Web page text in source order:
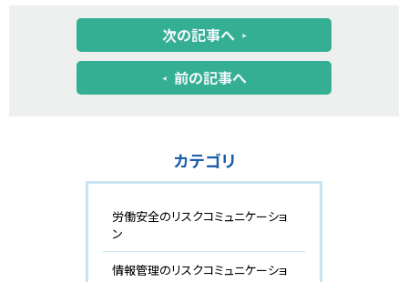
次の記事へ
前の記事へ
カテゴリ
労働安全のリスクコミュニケーショ
ン
情報管理のリスクコミュニケーショ